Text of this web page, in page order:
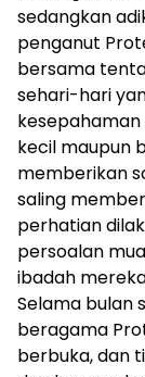
sedangkan
penganut
bersama
sehari-hari
kecil maupun
memberikan
saling
perhatian
persoalan
ibadah
Selama bulan
beragama
berbuka, dan